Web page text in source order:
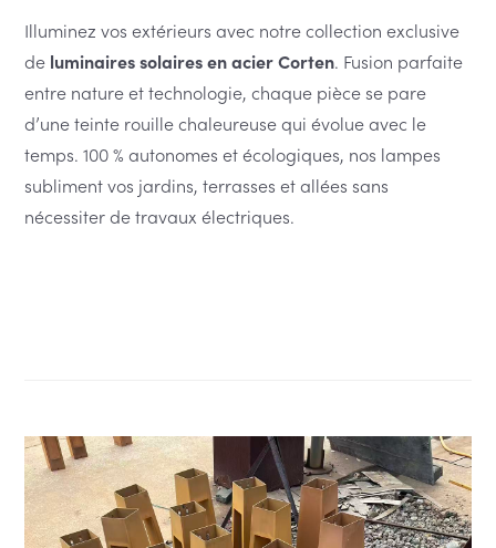
€
Illuminez vos extérieurs avec notre collection exclusive
de luminaires solaires en acier Corten. Fusion parfaite
entre nature et technologie, chaque pièce se pare
d’une teinte rouille chaleureuse qui évolue avec le
temps. 100 % autonomes et écologiques, nos lampes
subliment vos jardins, terrasses et allées sans
nécessiter de travaux électriques.